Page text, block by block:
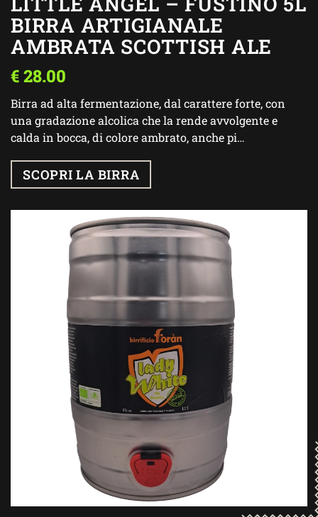
BIRRA ARTIGIANALE
AMBRATA SCOTTISH ALE
€28.00
Birra ad alta fermentazione, dal carattere forte, con
una gradazione alcolica che la rende avvolgente e
calda in bocca, di colore ambrato, anche pi…
SCOPRI LA BIRRA